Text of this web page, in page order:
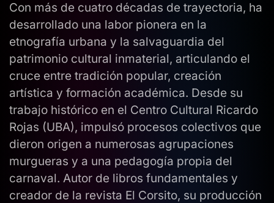
Con más de cuatro décadas de trayectoria, ha
desarrollado una labor pionera en la
etnografía urbana y la salvaguardia del
patrimonio cultural inmaterial, articulando el
cruce entre tradición popular, creación
artística y formación académica. Desde su
trabajo histórico en el Centro Cultural Ricardo
Rojas (UBA), impulsó procesos colectivos que
dieron origen a numerosas agrupaciones
murgueras y a una pedagogía propia del
carnaval. Autor de libros fundamentales y
creador de la revista El Corsito, su producción